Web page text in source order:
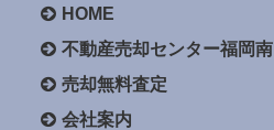
HOME
不動産売却センター福岡南
売却無料査定
会社案内